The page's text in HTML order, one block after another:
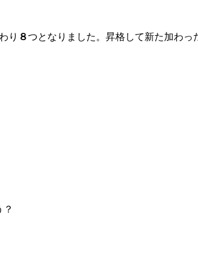
り ８つとなりました。昇格して新た加わっ